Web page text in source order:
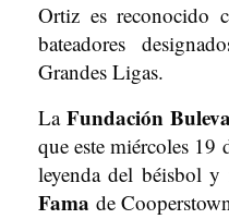
Ortiz es reconocido
bateadores
Grandes Ligas.
LaFundación
que este miércoles 19
leyenda del béisbol
Fama de